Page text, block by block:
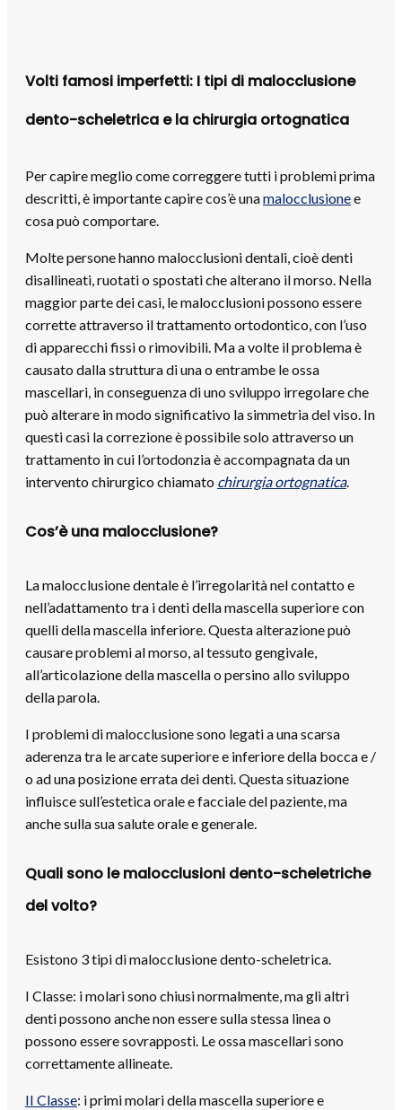
Volti famosi imperfetti: I tipi di malocclusione
dento-scheletrica e la chirurgia ortognatica
Per capire meglio come correggere tutti i problemi prima
descritti, è importante capire cos’è unamalocclusionee
cosa può comportare.
Molte persone hanno malocclusioni dentali, cioè denti
disallineati, ruotati o spostati che alterano il morso. Nella
maggior parte dei casi, le malocclusioni possono essere
corrette attraverso il trattamento ortodontico, con l’uso
di apparecchi fissi o rimovibili. Ma a volte il problema è
causato dalla struttura di una o entrambe le ossa
mascellari, in conseguenza di uno sviluppo irregolare che
può alterare in modo significativo la simmetria del viso. In
questi casi la correzione è possibile solo attraverso un
trattamento in cui l’ortodonzia è accompagnata da un
intervento chirurgico chiamato chirurgia ortognatica.
Cos’è una malocclusione?
La malocclusione dentale è l’irregolarità nel contatto e
nell’adattamento tra i denti della mascella superiore con
quelli della mascella inferiore. Questa alterazione può
causare problemi al morso, al tessuto gengivale,
all’articolazione della mascella o persino allo sviluppo
della parola.
I problemi di malocclusione sono legati a una scarsa
aderenza tra le arcate superiore e inferiore della bocca e /
o ad una posizione errata dei denti. Questa situazione
influisce sull’estetica orale e facciale del paziente, ma
anche sulla sua salute orale e generale.
Quali sono le malocclusioni dento-scheletriche
del volto?
Esistono 3 tipi di malocclusione dento-scheletrica.
I Classe: i molari sono chiusi normalmente, ma gli altri
denti possono anche non essere sulla stessa linea o
possono essere sovrapposti. Le ossa mascellari sono
correttamente allineate.
II Classe: i primi molari della mascella superiore e